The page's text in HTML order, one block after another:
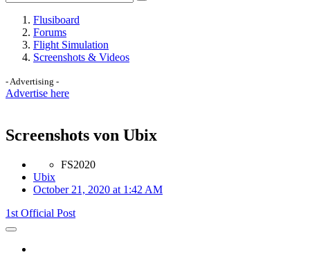
Flusiboard
Forums
Flight Simulation
Screenshots & Videos
- Advertising -
Advertise here
Screenshots von Ubix
FS2020
Ubix
October 21, 2020 at 1:42 AM
1st Official Post